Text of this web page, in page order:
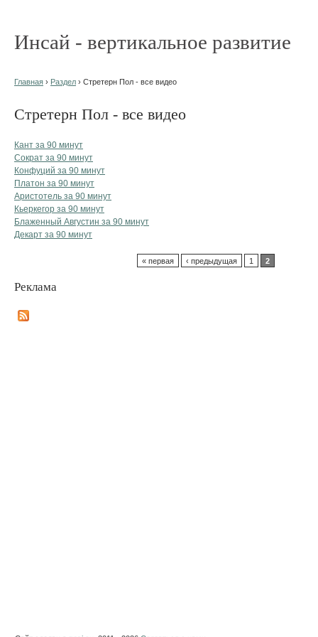
Инсай - вертикальное развитие
Главная › Раздел › Стретерн Пол - все видео
Стретерн Пол - все видео
Кант за 90 минут
Сократ за 90 минут
Конфуций за 90 минут
Платон за 90 минут
Аристотель за 90 минут
Кьеркегор за 90 минут
Блаженный Августин за 90 минут
Декарт за 90 минут
« первая ‹ предыдущая 1 2
Реклама